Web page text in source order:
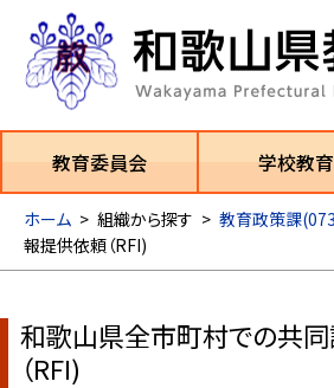
教育委員会 学校教育
ホーム > 組織から探す > 教育政策課
報提供依頼（RFI)
和歌山県全市町村での共
（RFI)